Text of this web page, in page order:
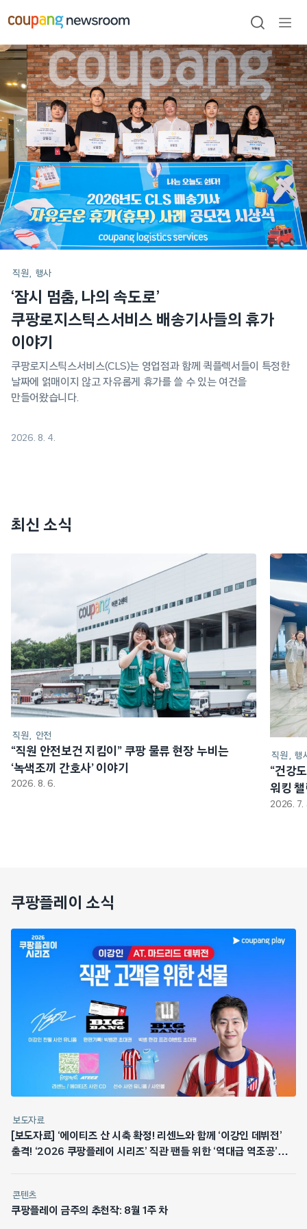
건너뛰기
검색
열기
메인
포스트
직원 행사
‘잠시 멈춤, 나의 속도로’
쿠팡로지스틱스서비스 배송기사들의 휴가
이야기
쿠팡로지스틱스서비스(CLS)는 영업점과 함께 퀵플렉서들이 특정한
날짜에 얽매이지 않고 자유롭게 휴가를 쓸 수 있는 여건을
만들어왔습니다.
2026. 8. 4.
최신 소식
직원 안전
“직원 안전보건 지킴이” 쿠팡 물류 현장 누비는
‘녹색조끼 간호사’ 이야기
2026. 8. 6.
직원 행
“건강
워킹
2026. 7.
쿠팡플레이 소식
보도자료
[보도자료] ‘에이티즈 산 시축 확정! 리센느와 함께 ‘이강인 데뷔전’
출격! ‘2026 쿠팡플레이 시리즈’ 직관 팬들 위한 ‘역대급 역조공’
콘텐츠
쿠팡플레이 금주의 추천작: 8월 1주 차